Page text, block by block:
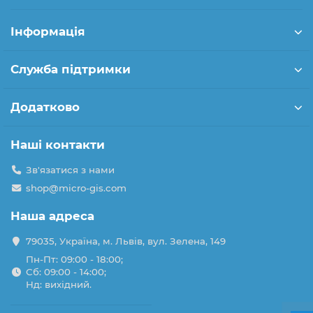
Інформація
Служба підтримки
Додатково
Наші контакти
Зв'язатися з нами
shop@micro-gis.com
Наша адреса
79035, Україна, м. Львів, вул. Зелена, 149
Пн-Пт: 09:00 - 18:00;
Сб: 09:00 - 14:00;
Нд: вихідний.